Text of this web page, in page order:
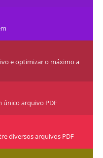
e optimizar o máximo a
único arquivo PDF
diversos arquivos PDF